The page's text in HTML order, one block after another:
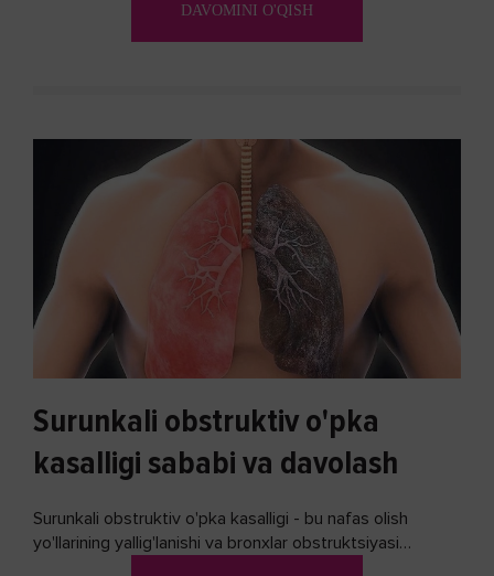
biron bir usuli bormi?DAVOMINI O'QISH
Surunkali obstruktiv o'pka
kasalligi sababi va davolash
Surunkali obstruktiv o'pka kasalligi - bu nafas olish
yo'llarining yallig'lanishi va bronxlar obstruktsiyasi